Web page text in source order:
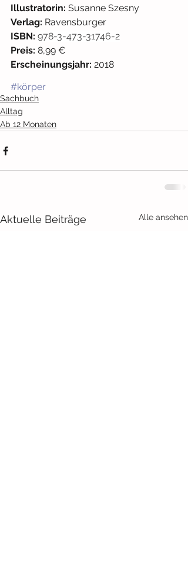
Illustratorin: Susanne Szesny
Verlag: Ravensburger
ISBN: 978-3-473-31746-2
Preis: 8,99 €
Erscheinungsjahr: 2018
#körper
Sachbuch
Alltag
Ab 12 Monaten
Aktuelle Beiträge Alle ansehen